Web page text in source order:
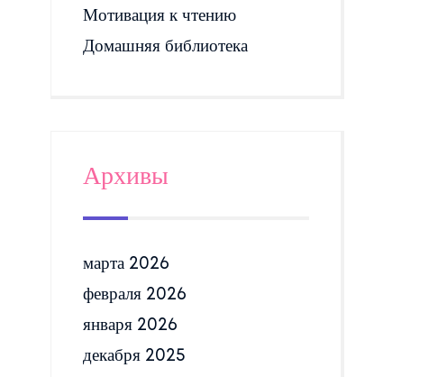
Мотивация к чтению
Домашняя библиотека
Архивы
марта 2026
февраля 2026
января 2026
декабря 2025